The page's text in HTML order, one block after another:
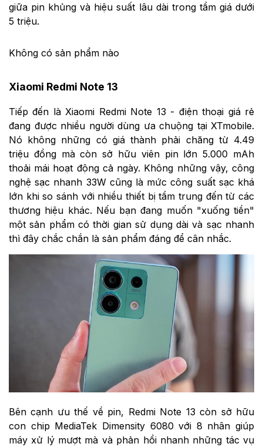
giữa pin khủng và hiệu suất lâu dài trong tầm giá dưới
5 triệu.
Không có sản phẩm nào
Xiaomi Redmi Note 13
Tiếp đến là Xiaomi Redmi Note 13 - điện thoại giá rẻ
đang được nhiều người dùng ưa chuộng tại XTmobile.
Nó không những có giá thành phải chăng từ 4.49
triệu đồng mà còn sở hữu viên pin lớn 5.000 mAh
thoải mái hoạt động cả ngày. Không những vậy, công
nghệ sạc nhanh 33W cũng là mức công suất sạc khá
lớn khi so sánh với nhiều thiết bị tầm trung đến từ các
thương hiệu khác. Nếu bạn đang muốn "xuống tiền"
một sản phẩm có thời gian sử dụng dài và sạc nhanh
thì đây chắc chắn là sản phẩm đáng để cân nhắc.
Bên cạnh ưu thế về pin, Redmi Note 13 còn sở hữu
con chip MediaTek Dimensity 6080 với 8 nhân giúp
máy xử lý mượt mà và phản hồi nhanh những tác vụ